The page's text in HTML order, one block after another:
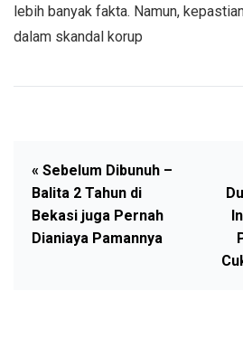
lebih banyak fakta. Namun,
dalam skandal korup
« Sebelum Dibunuh –
Balita 2 Tahun di
Bekasi juga Pernah
Dianiaya Pamannya